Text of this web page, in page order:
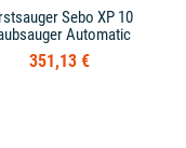
Sebo XP 10
Automatic
351,13 €